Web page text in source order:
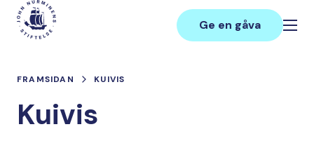
Hoppa
innehåll
Main
Ge en gåva
FRAMSIDAN KUIVIS
Kuivis